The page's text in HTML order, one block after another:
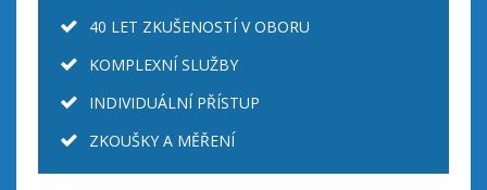
40 LET ZKUŠENOSTÍ V OBORU
KOMPLEXNÍ SLUŽBY
INDIVIDUÁLNÍ PŘÍSTUP
ZKOUŠKY A MĚŘENÍ